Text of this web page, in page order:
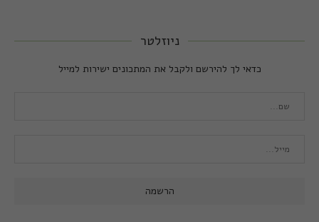
ניוזלטר
כדאי לך להירשם ולקבל את המתכונים ישירות למייל